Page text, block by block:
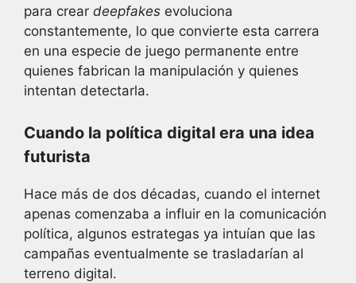
para crear deepfakes evoluciona
constantemente, lo que convierte esta carrera
en una especie de juego permanente entre
quienes fabrican la manipulación y quienes
intentan detectarla.
Cuando la política digital era una idea
futurista
Hace más de dos décadas, cuando el internet
apenas comenzaba a influir en la comunicación
política, algunos estrategas ya intuían que las
campañas eventualmente se trasladarían al
terreno digital.